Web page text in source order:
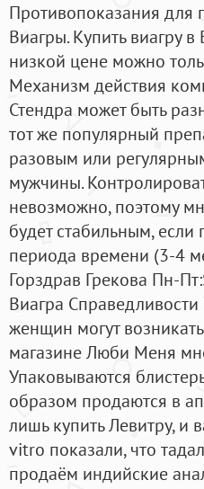
Противопоказания для
Виагры. Купить виагру
низкой цене можно
Механизм действия
Стендра может быть
тот же популярный
разовым или
мужчины.
невозможно, поэтому
будет стабильным,
периода времени (3-4
Горздрав Грекова Пн-
Виагра Справедливости
женщин могут
магазине Люби Меня
Упаковываются
образом продаются в
лишь купить Левитру, и
vitro показали, что
продаём индийские